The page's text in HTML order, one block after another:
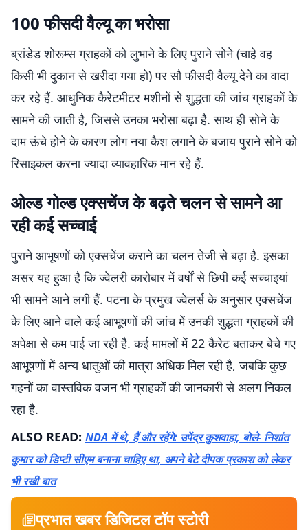
100 फीसदी वैल्यू का भरोसा
ब्रांडेड शोरूम्स ग्राहकों को लुभाने के लिए पुराने सोने (चाहे वह
किसी भी दुकान से खरीदा गया हो) पर सौ फीसदी वैल्यू देने का वादा
कर रहे हैं. आधुनिक कैरेटमीटर मशीनों से शुद्धता की जांच ग्राहकों के
सामने की जाती है, जिससे उनका भरोसा बढ़ा है. साथ ही सोने के
दाम ऊंचे होने के कारण लोग नया कैश लगाने के बजाय पुराने सोने को
रिसाइकल करना ज्यादा व्यावहारिक मान रहे हैं.
ओल्ड गोल्ड एक्सचेंज के बढ़ते चलन से सामने आ
रही कई सच्चाई
पुराने आभूषणों को एक्सचेंज कराने का चलन तेजी से बढ़ा है. इसका
असर यह हुआ है कि ज्वेलरी कारोबार में वर्षों से छिपी कई सच्चाइयां
भी सामने आने लगी हैं. पटना के प्रमुख ज्वेलर्स के अनुसार एक्सचेंज
के लिए आने वाले कई आभूषणों की जांच में उनकी शुद्धता ग्राहकों की
अपेक्षा से कम पाई जा रही है. कई मामलों में 22 कैरेट बताकर बेचे गए
आभूषणों में अन्य धातुओं की मात्रा अधिक मिल रही है, जबकि कुछ
गहनों का वास्तविक वजन भी ग्राहकों की जानकारी से अलग निकल
रहा है.
ALSO READ: NDA में थे, हैं और रहेंगे: उपेंद्र कुशवाहा, बोले- निशांत
कुमार को डिप्टी सीएम बनाना चाहिए था, अपने बेटे दीपक प्रकाश को लेकर
भी रखी बात
प्रभात खबर डिजिटल टॉप स्टोरी